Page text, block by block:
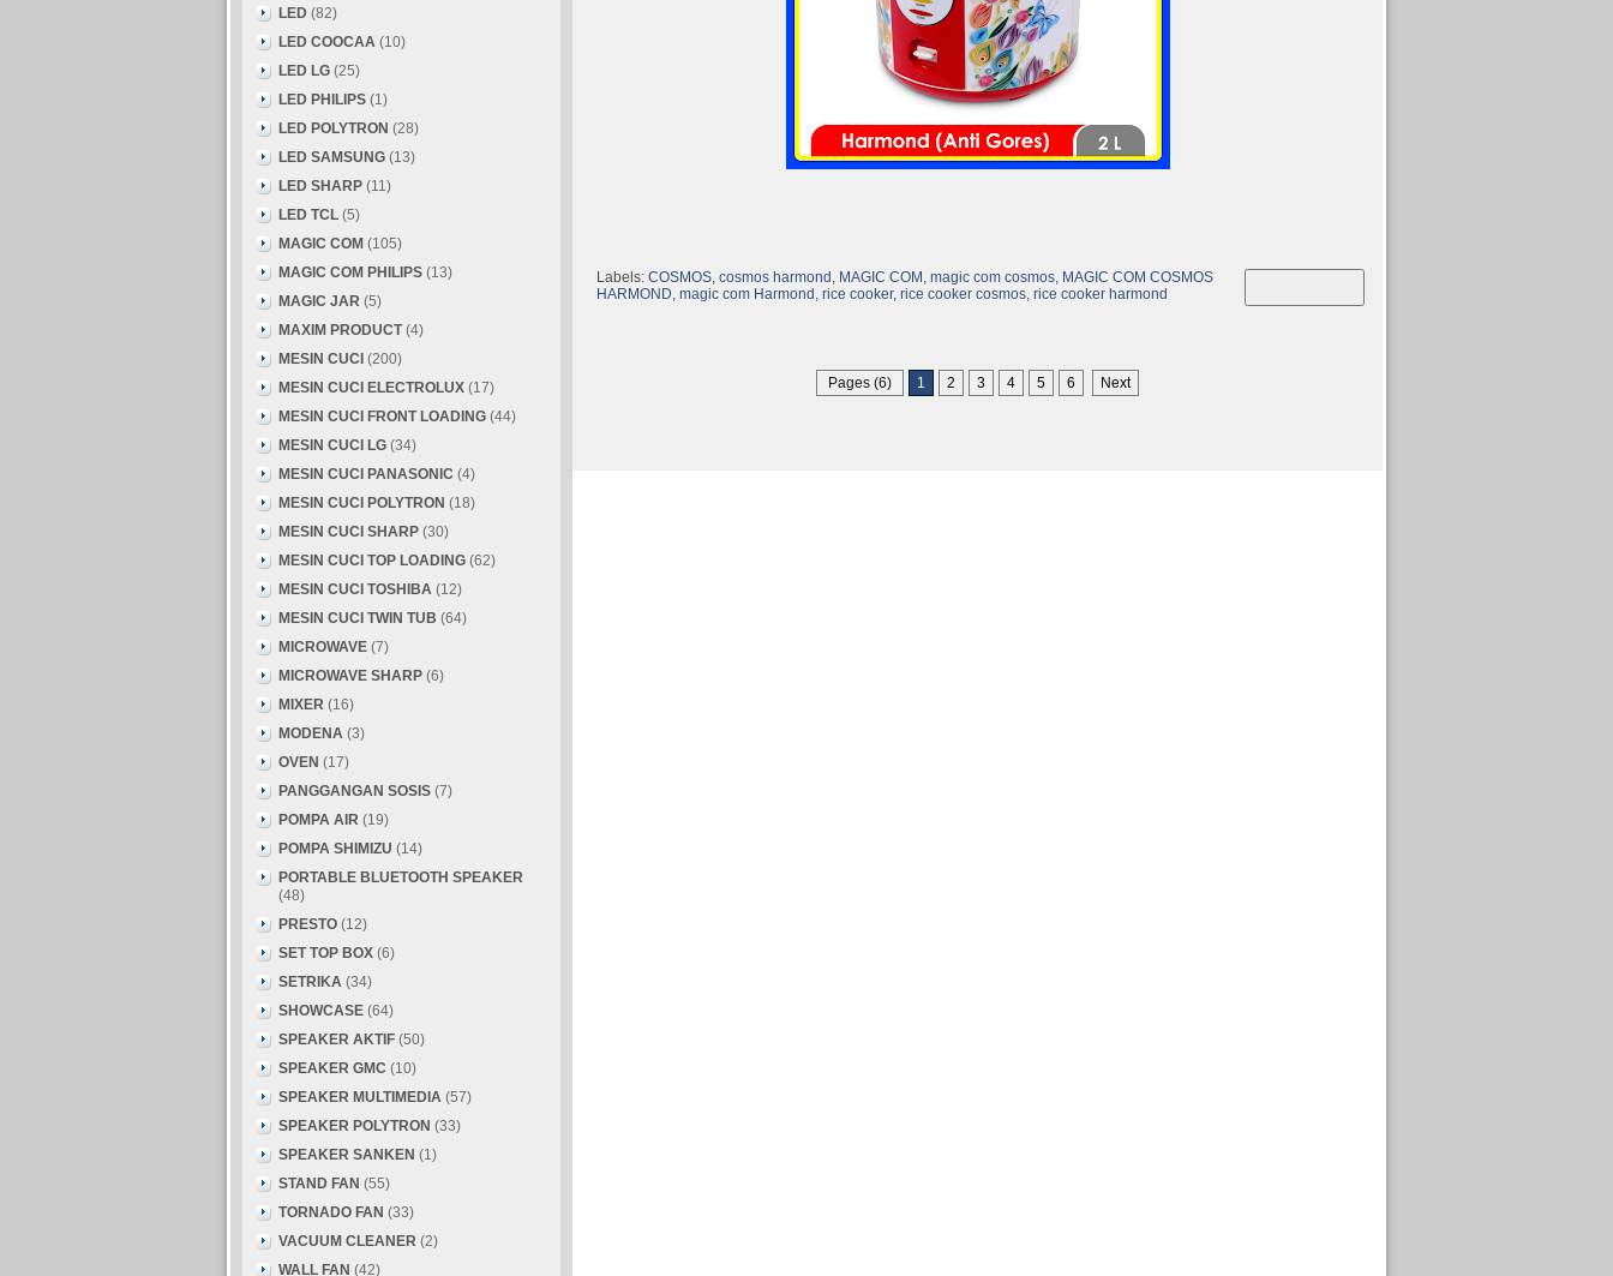
Labels: COSMOS cosmos harmond MAGIC COM magic com cosmos MAGIC COM COSMOS
HARMOND magic com Harmond rice cooker, rice cooker cosmos rice cooker harmond
Pages (6) 1 2 3 4 5 6 Next
LED (82)
LED COOCAA (10)
LED LG (25)
LED PHILIPS (1)
LED POLYTRON (28)
LED SAMSUNG (13)
LED SHARP (11)
LED TCL (5)
MAGIC COM (105)
MAGIC COM PHILIPS (13)
MAGIC JAR (5)
MAXIM PRODUCT (4)
MESIN CUCI (200)
MESIN CUCI ELECTROLUX (17)
MESIN CUCI FRONT LOADING (44)
MESIN CUCI LG (34)
MESIN CUCI PANASONIC (4)
MESIN CUCI POLYTRON (18)
MESIN CUCI SHARP (30)
MESIN CUCI TOP LOADING (62)
MESIN CUCI TOSHIBA (12)
MESIN CUCI TWIN TUB (64)
MICROWAVE (7)
MICROWAVE SHARP (6)
MIXER (16)
MODENA (3)
OVEN (17)
PANGGANGAN SOSIS (7)
POMPA AIR (19)
POMPA SHIMIZU (14)
PORTABLE BLUETOOTH SPEAKER
(48)
PRESTO (12)
SET TOP BOX (6)
SETRIKA (34)
SHOWCASE (64)
SPEAKER AKTIF (50)
SPEAKER GMC (10)
SPEAKER MULTIMEDIA (57)
SPEAKER POLYTRON (33)
SPEAKER SANKEN (1)
STAND FAN (55)
TORNADO FAN (33)
VACUUM CLEANER (2)
WALL FAN (42)